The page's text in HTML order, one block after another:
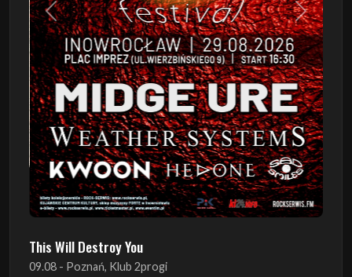
Poprzedni Następny
This Will Destroy You
09.08 - Poznań, Klub 2progi